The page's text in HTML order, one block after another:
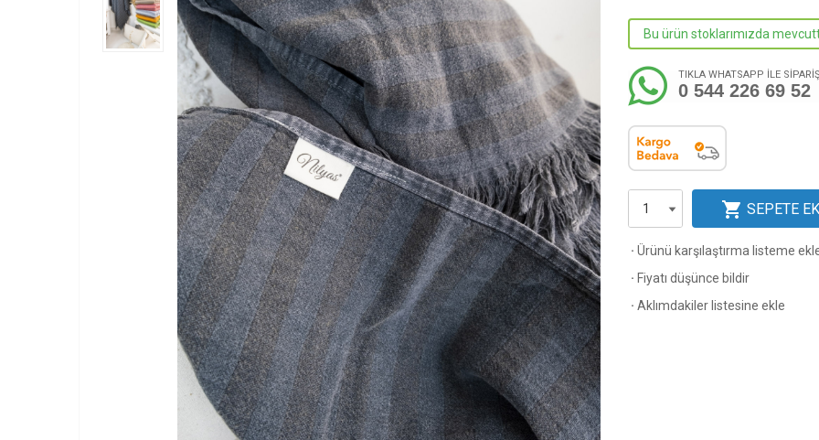
Bu ürün stoklarımızda
TIKLA WHATSAPP İLE
0 544 226 69 52
shopping_cart SEPETE
· Ürünü karşılaştırma listeme
· Fiyatı düşünce bildir
· Aklımdakiler listesine ekle